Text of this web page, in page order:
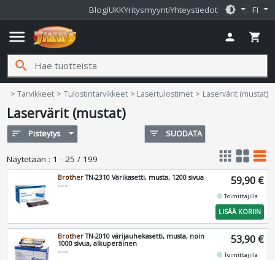
BlogiUKKYritysmyyntiYhteystiedot brightness_medium FI
menu person shopping_cart
search
Jimms.fi
Tarvikkeet Tulostintarvikkeet Lasertulostimet Laservärit (mustat)
Laservärit (mustat)
sort Pisteytys filter_list SUODATA
Näytetään : 1 - 25 / 199 apps grid_view table_rows
BrotherTN-2310 Värikasetti, musta, 1200 sivua
TN2310 59,90 €
fiber_manual_recordToimittajilla
LISÄÄ KORIIN
BrotherTN-2010 värijauhekasetti, musta, noin
1000 sivua, alkuperäinen
TN2010
53,90 €
fiber_manual_recordToimittajilla